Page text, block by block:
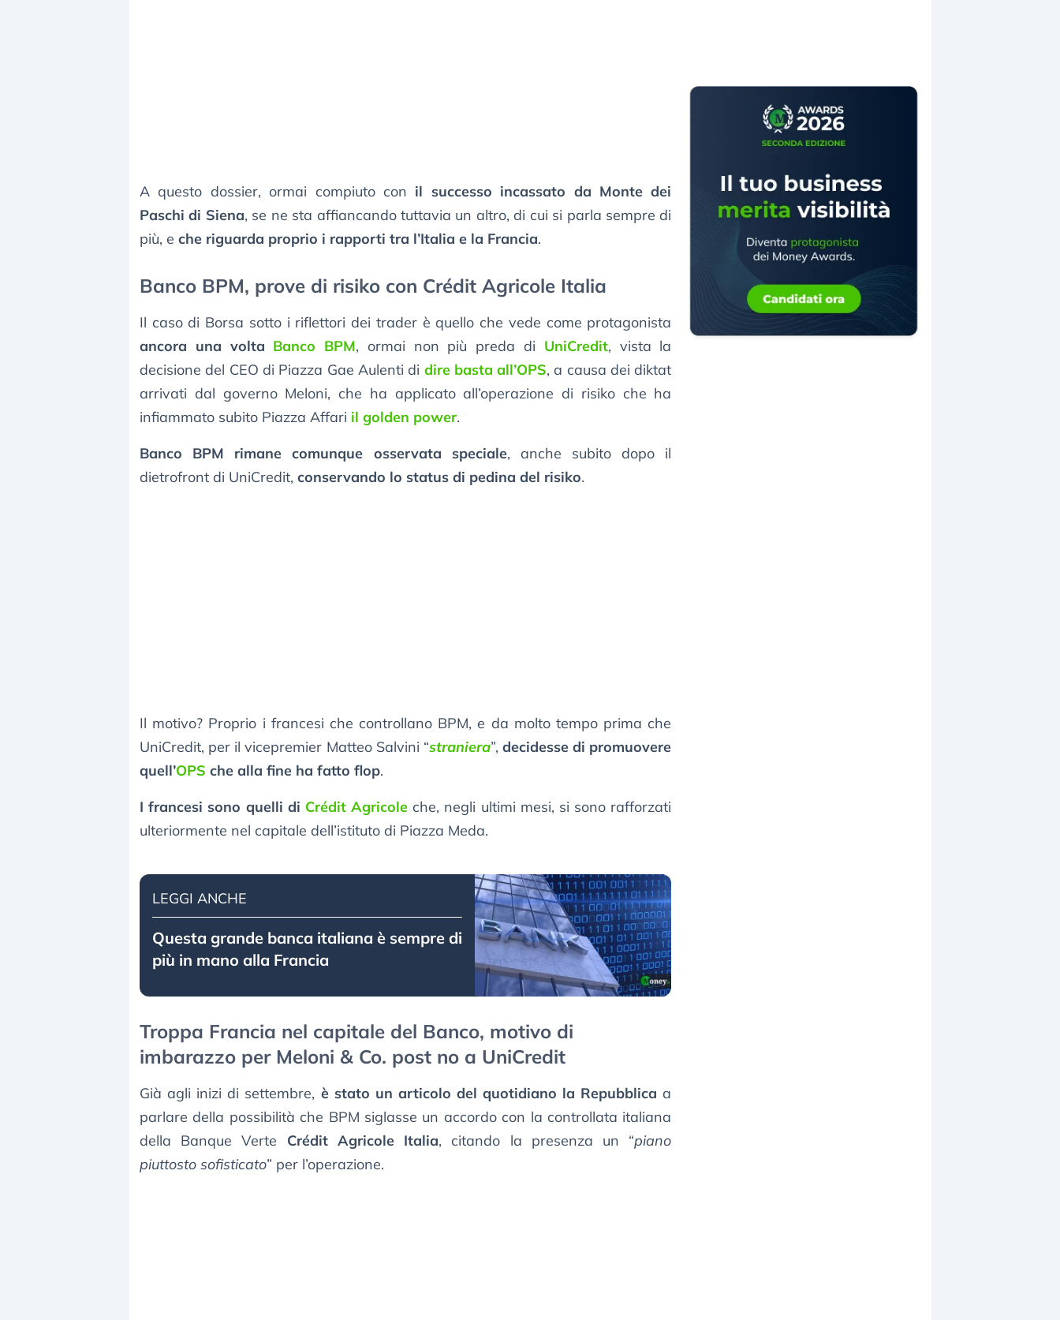
A questo dossier, ormai compiuto con il successo incassato da Monte dei
Paschi di Siena, se ne sta affiancando tuttavia un altro, di cui si parla sempre di
più, e che riguarda proprio i rapporti tra l’Italia e la Francia.
Banco BPM, prove di risiko con Crédit Agricole Italia
Il caso di Borsa sotto i riflettori dei trader è quello che vede come protagonista
ancora una volta Banco BPM, ormai non più preda di UniCredit, vista la
decisione del CEO di Piazza Gae Aulenti di dire basta all’OPS, a causa dei diktat
arrivati dal governo Meloni, che ha applicato all’operazione di risiko che ha
infiammato subito Piazza Affari il golden power.
Banco BPM rimane comunque osservata speciale, anche subito dopo il
dietrofront di UniCredit, conservando lo status di pedina del risiko.
Il motivo? Proprio i francesi che controllano BPM, e da molto tempo prima che
UniCredit, per il vicepremier Matteo Salvini “straniera”,decidesse di promuovere
quell’OPS che alla fine ha fatto flop.
I francesi sono quelli di Crédit Agricole che, negli ultimi mesi, si sono rafforzati
ulteriormente nel capitale dell’istituto di Piazza Meda.
LEGGI ANCHE
Questa grande banca italiana è sempre di
più in mano alla Francia
Troppa Francia nel capitale del Banco, motivo di
imbarazzo per Meloni & Co. post no a UniCredit
Già agli inizi di settembre, è stato un articolo del quotidiano la Repubblica a
parlare della possibilità che BPM siglasse un accordo con la controllata italiana
della Banque Verte Crédit Agricole Italia, citando la presenza un “piano
piuttosto sofisticato” per l’operazione.